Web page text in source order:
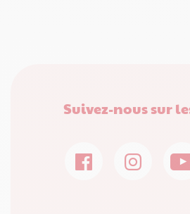
Suivez-nous sur